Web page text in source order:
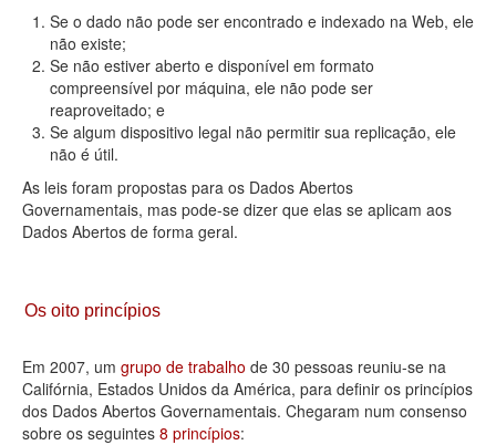
Se o dado não pode ser encontrado e indexado na Web, ele
não existe;
Se não estiver aberto e disponível em formato
compreensível por máquina, ele não pode ser
reaproveitado; e
Se algum dispositivo legal não permitir sua replicação, ele
não é útil.
As leis foram propostas para os Dados Abertos
Governamentais, mas pode-se dizer que elas se aplicam aos
Dados Abertos de forma geral.
Os oito princípios
Em 2007, um grupo de trabalho de 30 pessoas reuniu-se na
Califórnia, Estados Unidos da América, para definir os princípios
dos Dados Abertos Governamentais. Chegaram num consenso
sobre os seguintes 8 princípios: